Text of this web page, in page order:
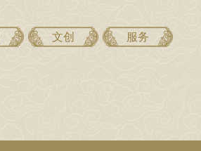
文创 服务